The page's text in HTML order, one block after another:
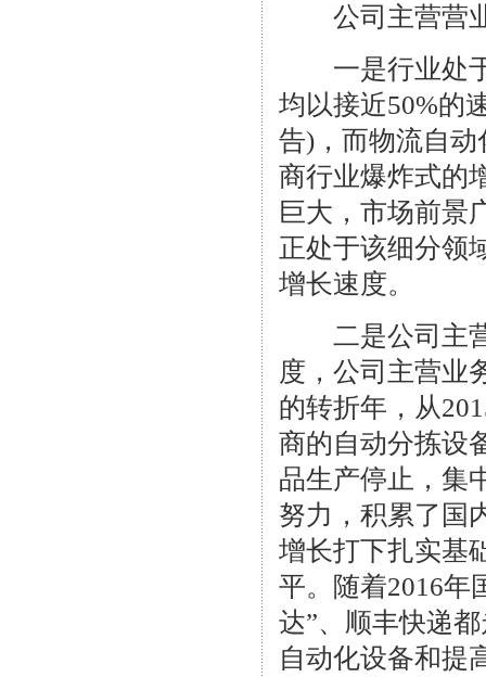
公司主营营业
一是行业处于
均以接近50%的
告)，而物流自
商行业爆炸式的
巨大，市场前景
正处于该细分领
增长速度。
二是公司主营
度，公司主营业
的转折年，从
商的自动分拣设
品生产停止，集
努力，积累了国
增长打下扎实基
平。随着2016年
达”、顺丰快递
自动化设备和提